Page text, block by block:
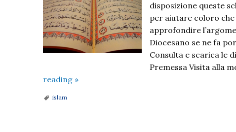
disposizione queste
per aiutare coloro
approfondire
Diocesano se ne fa
Consulta e scarica le
Premessa Visita alla
reading Schede
»
islam